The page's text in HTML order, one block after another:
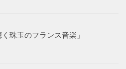
く珠玉のフランス音楽」